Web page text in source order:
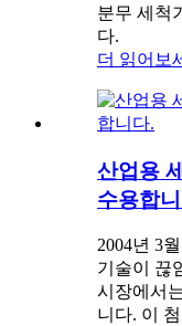
분무 세척
다.
더 읽어보
산업용
수용합
2004년 3
기술이 끊
시장에서
니다. 이